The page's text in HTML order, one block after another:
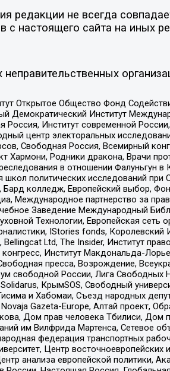
не всегда
настоящего сайта на иных
Открытое Общество Фонд
Институт
Институт современной
центр электоральных
Свободная Россия, Всемирный
Родники дракона, Врачи
в отношении Фалуньгун
политических исследований
колледж, Европейский выбор,
партнерство за
Заведение Международный
Технологии, Европейская
IStories fonds,
Ltd, The Insider, Институт
Институт Макдональда-
пресса, Возрождение,
свободной России, Лига
КрымSOS, Свободный
и Хабомаи, Съезд народных
Gazeta-Europe, Алтай проект,
Дом прав человека Тбилиси,
им Вилфрида Мартенса, Сетевое
федерация транспортных
Центр
анализа европейской политики,